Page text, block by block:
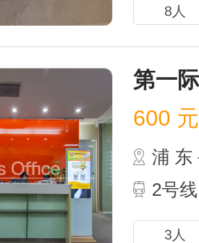
8人
第一
600
浦 东
2号
3人